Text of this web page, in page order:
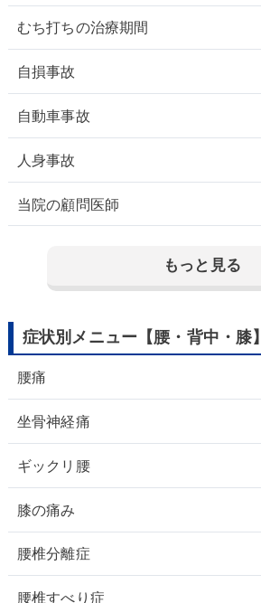
むち打ちの治療期間
自損事故
自動車事故
人身事故
当院の顧問医師
もっと見る
症状別メニュー【腰・背中・膝】
腰痛
坐骨神経痛
ギックリ腰
膝の痛み
腰椎分離症
腰椎すべり症